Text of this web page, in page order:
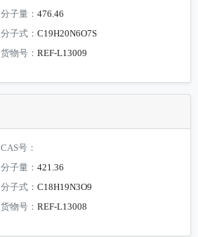
分子量：476.46
分子式：C19H20N6O7S
货物号：REF-L13009
CAS号：
分子量：421.36
分子式：C18H19N3O9
货物号：REF-L13008